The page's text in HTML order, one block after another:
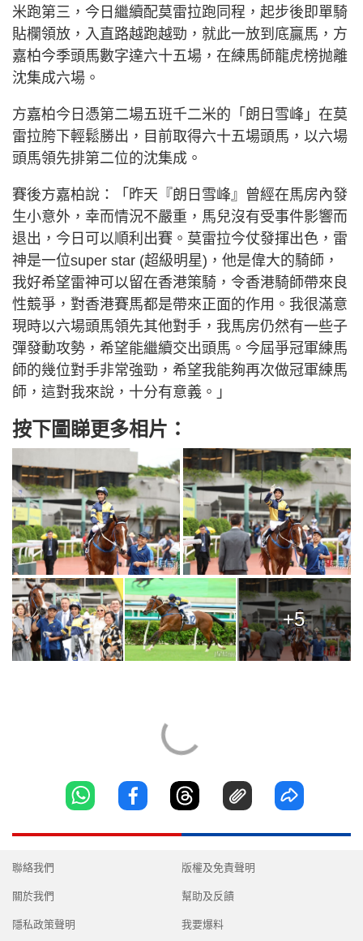
米跑第三，今日繼續配莫雷拉跑同程，起步後即單騎
貼欄領放，入直路越跑越勁，就此一放到底贏馬，方
嘉柏今季頭馬數字達六十五場，在練馬師龍虎榜抛離
沈集成六場。
方嘉柏今日憑第二場五班千二米的「朗日雪峰」在莫
雷拉胯下輕鬆勝出，目前取得六十五場頭馬，以六場
頭馬領先排第二位的沈集成。
賽後方嘉柏說：「昨天『朗日雪峰』曾經在馬房內發
生小意外，幸而情況不嚴重，馬兒沒有受事件影響而
退出，今日可以順利出賽。莫雷拉今仗發揮出色，雷
神是一位super star (超級明星)，他是偉大的騎師，
我好希望雷神可以留在香港策騎，令香港騎師帶來良
性競爭，對香港賽馬都是帶來正面的作用。我很滿意
現時以六場頭馬領先其他對手，我馬房仍然有一些子
彈發動攻勢，希望能繼續交出頭馬。今屆爭冠軍練馬
師的幾位對手非常強勁，希望我能夠再次做冠軍練馬
師，這對我來說，十分有意義。」
按下圖睇更多相片：
+5
聯絡我們
關於我們
隱私政策聲明
版權及免責聲明
幫助及反饋
我要爆料